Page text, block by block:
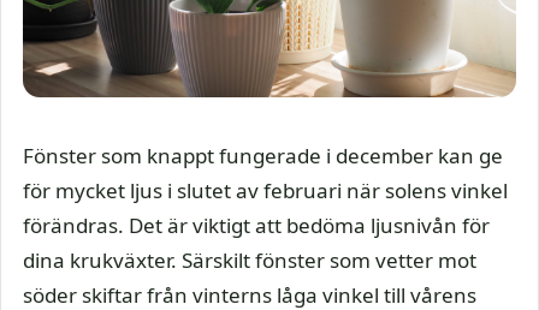
Fönster som knappt fungerade i december kan ge
för mycket ljus i slutet av februari när solens vinkel
förändras. Det är viktigt att bedöma ljusnivån för
dina krukväxter. Särskilt fönster som vetter mot
söder skiftar från vinterns låga vinkel till vårens